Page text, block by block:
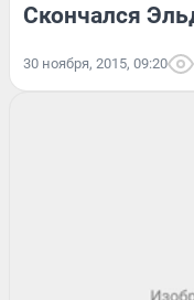
Скончался
30 ноября, 2015, 09:20